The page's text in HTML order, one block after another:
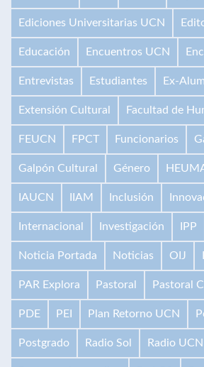
Ediciones Universitarias UCN
Educación Encuentros UCN
Entrevistas Estudiantes Ex-
Extensión Cultural Facultad de
FEUCN FPCT Funcionarios
Galpón Cultural Género
IAUCN IIAM Inclusión
Internacional Investigación IPP
Noticia Portada Noticias OIJ
PAR Explora Pastoral Pastoral
PDE PEI Plan Retorno UCN
Postgrado Radio Sol Radio UCN